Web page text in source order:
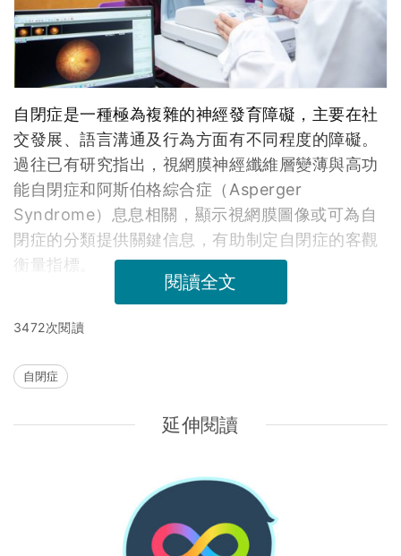
自閉症是一種極為複雜的神經發育障礙，主要在社
交發展、語言溝通及行為方面有不同程度的障礙。
過往已有研究指出，視網膜神經纖維層變薄與高功
能自閉症和阿斯伯格綜合症（Asperger
Syndrome）息息相關，顯示視網膜圖像或可為自
閉症的分類提供關鍵信息，有助制定自閉症的客觀
衡量指標。
閱讀全文
3472次閱讀
自閉症
延伸閱讀